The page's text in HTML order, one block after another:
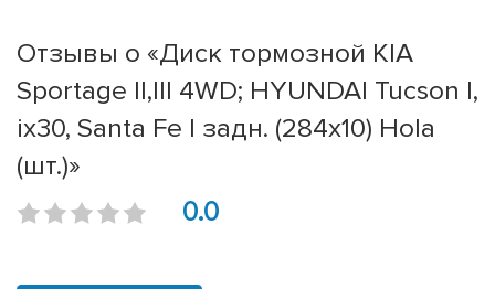
Отзывы о «Диск тормозной KIA
Sportage II,III 4WD; HYUNDAI Tucson I,
ix30, Santa Fe I задн. (284x10) Hola
(шт.)»
0.0